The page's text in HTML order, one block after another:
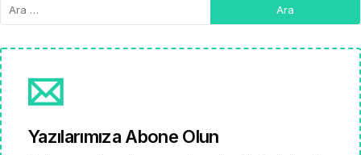
Yazılarımıza Abone Olun